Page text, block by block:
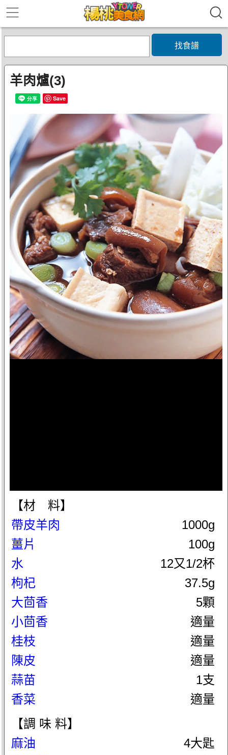
找食譜
羊肉爐(3)
Save
【材 料】
帶皮羊肉
1000g
薑片
100g
水
12又1/2杯
枸杞
37.5g
大茴香
5顆
小茴香
適量
桂枝
適量
陳皮
適量
蒜苗
1支
香菜
適量
【調 味 料】
麻油
4大匙